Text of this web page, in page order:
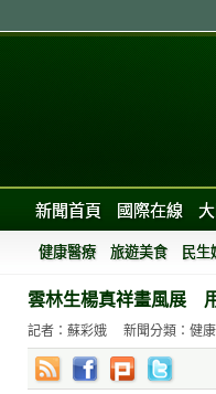
新聞首頁 國際在線
健康醫療 旅遊美食 民生
雲林生楊真祥畫風展
記者：蘇彩娥 新聞分類：健